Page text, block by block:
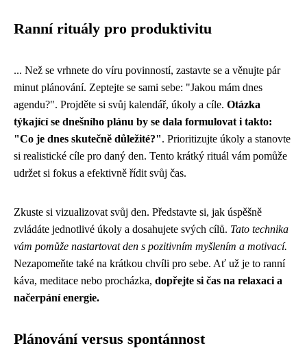
Ranní rituály pro produktivitu
... Než se vrhnete do víru povinností, zastavte se a věnujte pár
minut plánování. Zeptejte se sami sebe: "Jakou mám dnes
agendu?". Projděte si svůj kalendář, úkoly a cíle. Otázka
týkající se dnešního plánu by se dala formulovat i takto:
"Co je dnes skutečně důležité?". Prioritizujte úkoly a stanovte
si realistické cíle pro daný den. Tento krátký rituál vám pomůže
udržet si fokus a efektivně řídit svůj čas.
Zkuste si vizualizovat svůj den. Představte si, jak úspěšně
zvládáte jednotlivé úkoly a dosahujete svých cílů. Tato technika
vám pomůže nastartovat den s pozitivním myšlením a motivací.
Nezapomeňte také na krátkou chvíli pro sebe. Ať už je to ranní
káva, meditace nebo procházka, dopřejte si čas na relaxaci a
načerpání energie.
Plánování versus spontánnost